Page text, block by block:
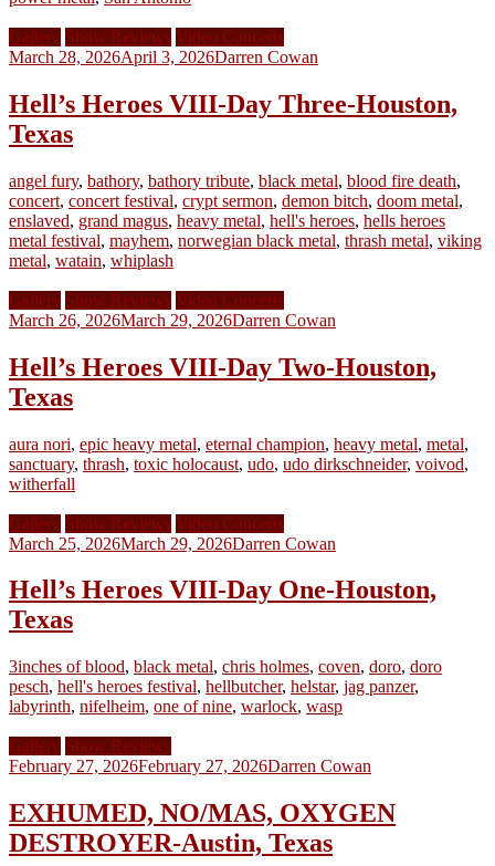
Gallery Show Reviews Video Concerts
March 28, 2026April 3, 2026Darren Cowan
Hell’s Heroes VIII-Day Three-Houston,
Texas
angel fury, bathory, bathory tribute, black metal, blood fire death,
concert, concert festival, crypt sermon, demon bitch, doom metal,
enslaved, grand magus, heavy metal, hell's heroes, hells heroes
metal festival, mayhem, norwegian black metal, thrash metal, viking
metal, watain, whiplash
Gallery Show Reviews Video Concerts
March 26, 2026March 29, 2026Darren Cowan
Hell’s Heroes VIII-Day Two-Houston,
Texas
aura nori, epic heavy metal, eternal champion, heavy metal, metal,
sanctuary, thrash, toxic holocaust, udo, udo dirkschneider, voivod,
witherfall
Gallery Show Reviews Video Concerts
March 25, 2026March 29, 2026Darren Cowan
Hell’s Heroes VIII-Day One-Houston,
Texas
3inches of blood, black metal, chris holmes, coven, doro, doro
pesch, hell's heroes festival, hellbutcher, helstar, jag panzer,
labyrinth, nifelheim, one of nine, warlock, wasp
Gallery Show Reviews
February 27, 2026February 27, 2026Darren Cowan
EXHUMED, NO/MAS, OXYGEN
DESTROYER-Austin, Texas